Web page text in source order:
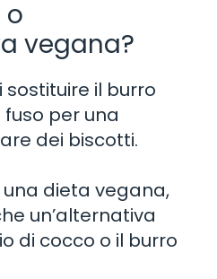
o
vegana?
il burro
fuso per una
dei biscotti.
una dieta vegana,
un’alternativa
di cocco o il burro